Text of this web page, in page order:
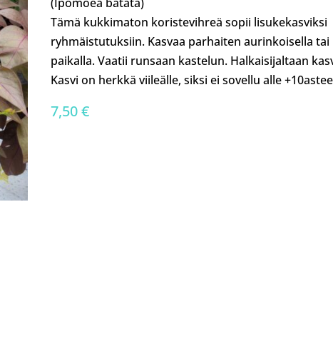
Tämä kukkimaton koristevihreä sopii lisukekasviksi
ryhmäistutuksiin. Kasvaa parhaiten aurinkoisella
paikalla. Vaatii runsaan kastelun. Halkaisijaltaan
Kasvi on herkkä viileälle, siksi ei sovellu alle
7,50€